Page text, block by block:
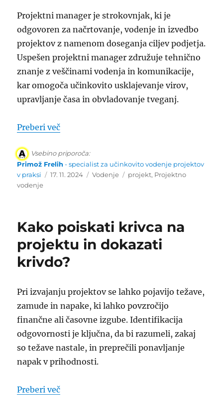
Projektni manager je strokovnjak, ki je
odgovoren za načrtovanje, vodenje in izvedbo
projektov z namenom doseganja ciljev podjetja.
Uspešen projektni manager združuje tehnično
znanje z veščinami vodenja in komunikacije,
kar omogoča učinkovito usklajevanje virov,
upravljanje časa in obvladovanje tveganj.
Preberi več“Izobrazba Projektni manager”
Vsebino priporoča:
Primož Frelih- specialist za učinkovito vodenje projektov
v praksi
Objavljeno
17. 11. 2024 Kategorije
Vodenje Oznake
projekt, Projektno
vodenje
Kako poiskati krivca na
projektu in dokazati
krivdo?
Pri izvajanju projektov se lahko pojavijo težave,
zamude in napake, ki lahko povzročijo
finančne ali časovne izgube. Identifikacija
odgovornosti je ključna, da bi razumeli, zakaj
so težave nastale, in preprečili ponavljanje
napak v prihodnosti.
Preberi več“Kako poiskati krivca na projektu in